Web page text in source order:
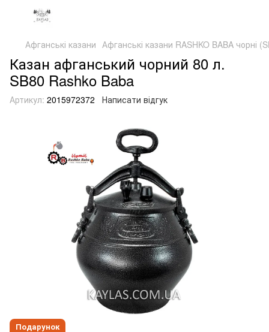
Афганські казани Афганські казани RASHKO BABA чорні
Казан афганський чорний 80 л.
SB80 Rashko Baba
Артикул: 2015972372 Написати відгук
Подарунок